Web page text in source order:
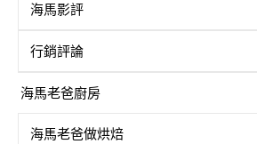
海馬影評
行銷評論
海馬老爸廚房
海馬老爸做烘焙